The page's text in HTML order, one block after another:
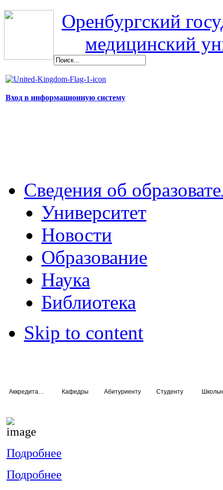
Оренбургский
медицинский
Вход в информационную систему
Сведения об
Университет
Новости
Образование
Наука
Библиотека
Skip to content
Кафедры Абитуриенту Студенту
Подробнее
Подробнее